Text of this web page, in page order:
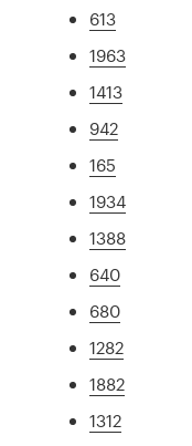
613
1963
1413
942
165
1934
1388
640
680
1282
1882
1312